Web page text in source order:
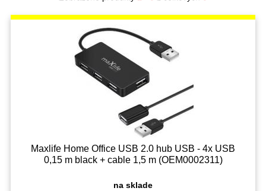
Maxlife Home Office USB 2.0 hub USB - 4x USB
0,15 m black + cable 1,5 m (OEM0002311)
na sklade